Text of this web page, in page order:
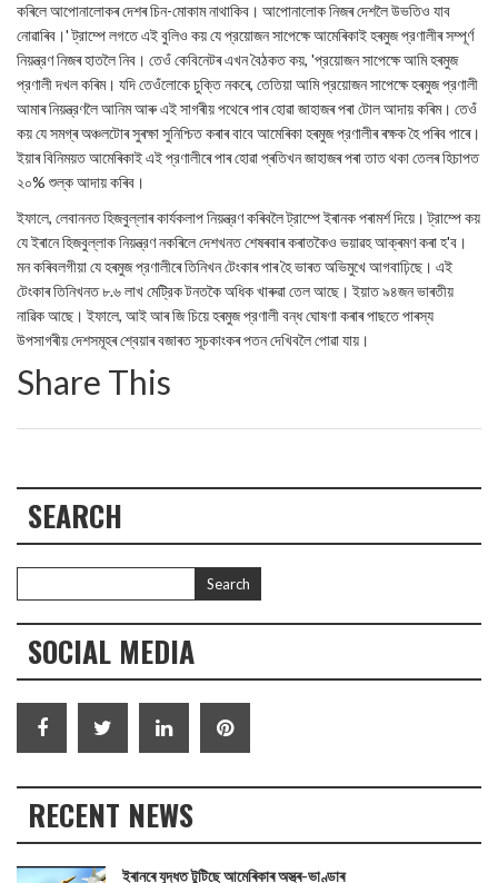
কৰিলে আপোনালোকৰ দেশৰ চিন-মোকাম নাথাকিব। আপোনালোক নিজৰ দেশলৈ উভতিও যাব
নোৱাৰিব।' ট্রাম্পে লগতে এই বুলিও কয় যে প্রয়োজন সাপেক্ষে আমেৰিকাই হৰমুজ প্রণালীৰ সম্পূৰ্ণ
নিয়ন্ত্রণ নিজৰ হাতলৈ নিব। তেওঁ কেবিনেটৰ এখন বৈঠকত কয়, 'প্রয়োজন সাপেক্ষে আমি হৰমুজ
প্রণালী দখল কৰিম। যদি তেওঁলোকে চুক্তি নকৰে, তেতিয়া আমি প্রয়োজন সাপেক্ষে হৰমুজ প্রণালী
আমাৰ নিয়ন্ত্রণলৈ আনিম আৰু এই সাগৰীয় পথেৰে পাৰ হোৱা জাহাজৰ পৰা টোল আদায় কৰিম। তেওঁ
কয় যে সমগ্ৰ অঞ্চলটোৰ সুৰক্ষা সুনিশ্চিত কৰাৰ বাবে আমেৰিকা হৰমুজ প্রণালীৰ ৰক্ষক হৈ পৰিব পাৰে।
ইয়াৰ বিনিময়ত আমেৰিকাই এই প্রণালীৰে পাৰ হোৱা প্ৰতিখন জাহাজৰ পৰা তাত থকা তেলৰ হিচাপত
২০% শুল্ক আদায় কৰিব।
ইফালে, লেবাননত হিজবুল্লাৰ কাৰ্যকলাপ নিয়ন্ত্রণ কৰিবলৈ ট্রাম্পে ইৰানক পৰামৰ্শ দিয়ে। ট্রাম্পে কয়
যে ইৰানে হিজবুল্লাক নিয়ন্ত্রণ নকৰিলে দেশখনত শেষৰবাৰ কৰাতকৈও ভয়াৱহ আক্ৰমণ কৰা হ'ব।
মন কৰিবলগীয়া যে হৰমুজ প্রণালীৰে তিনিখন টেংকাৰ পাৰ হৈ ভাৰত অভিমুখে আগবাঢ়িছে। এই
টেংকাৰ তিনিখনত ৮.৬ লাখ মেট্রিক টনতকৈ অধিক খাৰুৱা তেল আছে। ইয়াত ৯৪জন ভাৰতীয়
নাৱিক আছে। ইফালে, আই আৰ জি চিয়ে হৰমুজ প্রণালী বন্ধ ঘোষণা কৰাৰ পাছতে পাৰস্য
উপসাগৰীয় দেশসমূহৰ শ্বেয়াৰ বজাৰত সূচকাংকৰ পতন দেখিবলৈ পোৱা যায়।
Share This
SEARCH
SOCIAL MEDIA
RECENT NEWS
ইৰানৰে যুদ্ধত টুটিছে আমেৰিকাৰ অস্ত্ৰ-ভাণ্ডাৰ